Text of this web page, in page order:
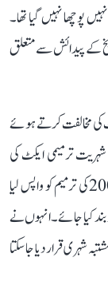
پوچھا نہیں گیا تھا۔
کے پیدائش سے متعلق
کی مخالفت کرتے ہوئے
نے شہریت ترمیمی ایکٹ کی
مخالفت کرتے ہوئے حکومت ہندسے مطالبہ کیا ہے کہ 2003کی ترمیم کو واپس لیا
بند کیا جائے۔انہوں نے
شہری قرار دیا جاسکتا